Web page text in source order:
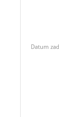
Datum